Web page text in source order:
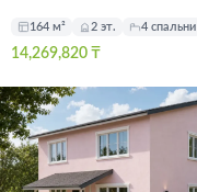
164 м² 2 эт. 4 спальни
14,269,820 ₸